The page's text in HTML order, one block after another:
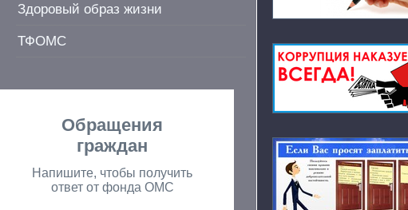
Здоровый образ жизни
ТФОМС
Обращения
граждан
Напишите, чтобы получить
ответ от фонда ОМС